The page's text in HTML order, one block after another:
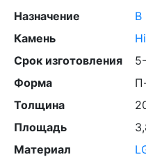
Назначение
В
Камень
Срок изготовления
Форма
Толщина
Площадь
Материал